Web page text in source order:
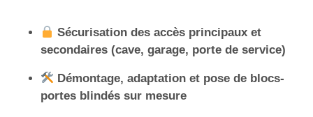
Sécurisation des accès principaux et
secondaires (cave, garage, porte de service)
Démontage, adaptation et pose de blocs-
portes blindés sur mesure